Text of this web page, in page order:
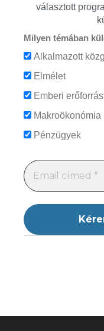
választott
Milyen témában
Alkalmazott
Elmélet
Emberi
Makroökonómia
Pénzügyek